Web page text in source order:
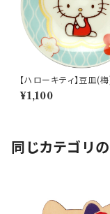
【ハローキティ】豆皿(
0】HK181-333
¥1,100
同じカテゴリ